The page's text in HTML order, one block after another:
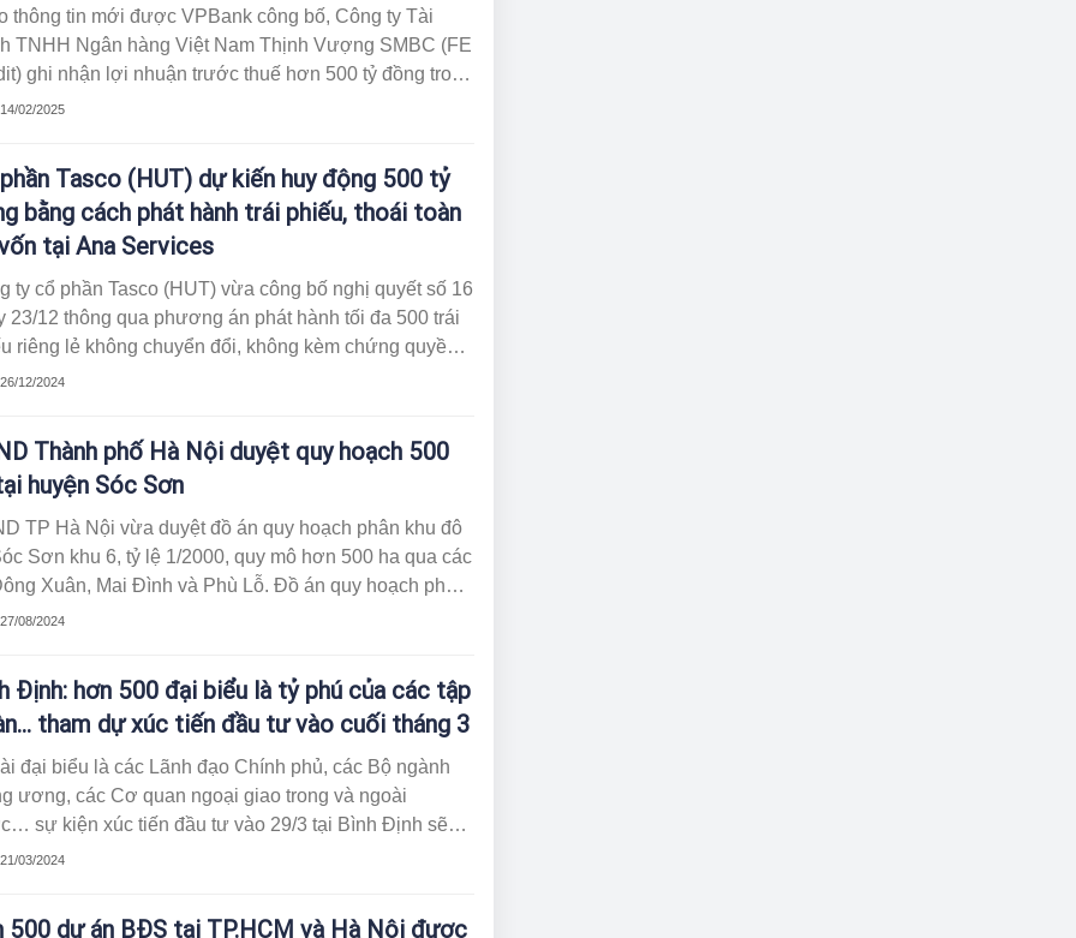
thông tin mới được VPBank công bố, Công ty Tài
TNHH Ngân hàng Việt Nam Thịnh Vượng SMBC (FE
ghi nhận lợi nhuận trước thuế hơn 500 tỷ đồng trong
2024. Như vậy, sau hai năm liên tiếp lỗ trên 3.000 tỷ
lại.
02/2025
Tasco (HUT) dự kiến huy động 500 tỷ
bằng cách phát hành trái phiếu, thoái toàn
tại Ana Services
ty cổ phần Tasco (HUT) vừa công bố nghị quyết số 16
23/12 thông qua phương án phát hành tối đa 500 trái
riêng lẻ không chuyển đổi, không kèm chứng quyền,
sản bảo đảm và không phải khoản nợ thứ cấp của
12/2024
Thành phố Hà Nội duyệt quy hoạch 500
huyện Sóc Sơn
TP Hà Nội vừa duyệt đồ án quy hoạch phân khu đô
Sơn khu 6, tỷ lệ 1/2000, quy mô hơn 500 ha qua các
Xuân, Mai Đình và Phù Lỗ. Đồ án quy hoạch phân
phân chia, xác định chức năng, chỉ tiêu sử dụng đất
nhằm cụ thể hóa quy hoạch chung.
08/2024
Định: hơn 500 đại biểu là tỷ phú của các tập
tham dự xúc tiến đầu tư vào cuối tháng 3
đại biểu là các Lãnh đạo Chính phủ, các Bộ ngành
ương, các Cơ quan ngoại giao trong và ngoài
sự kiện xúc tiến đầu tư vào 29/3 tại Bình Định sẽ
hơn 500 đại biểu là các Tỷ phú, các Tập đoàn, các
03/2024
500 dự án BĐS tại TP.HCM và Hà Nội được